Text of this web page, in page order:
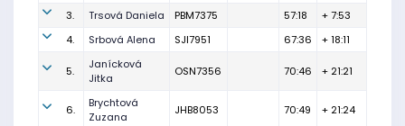
3. Trsová Daniela PBM7375 57:18
+ 7:53
4.
Srbová Alena SJI7951 67:36 + 18:11
5.
Janícková
Jitka
OSN7356 70:46 + 21:21
6.
Brychtová
Zuzana
JHB8053 70:49 + 21:24